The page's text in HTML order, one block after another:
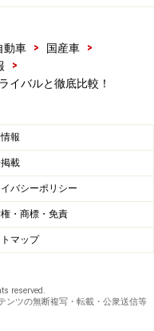
動車 > 国産車
>
>
イバルと徹底比較！
報
載
バシーポリシー
・商標・免責
マップ
reserved.
ンツの無断複写・転載・公衆送信等